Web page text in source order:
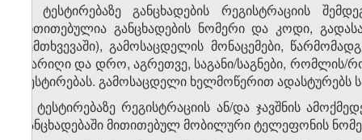
8. ტესტირებაზე განცხადების რეგისტრაციის
მითითებულია განცხადების ნომერი და კოდი,
შემთხვევაში), გამოსაცდელის მონაცემები,
თარიღი და დრო, აგრეთვე, საგანი/საგნები,
ტესტირებას. გამოსაცდელი ხელმოწერით
9. ტესტირებაზე რეგისტრაციის ან/და ჯავშნის
განცხადებაში მითითებულ მობილური ტელეფონის